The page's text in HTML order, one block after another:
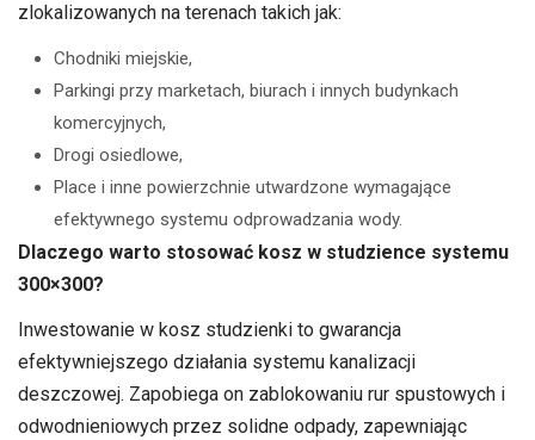
zlokalizowanych na terenach takich jak:
Chodniki miejskie,
Parkingi przy marketach, biurach i innych budynkach
komercyjnych,
Drogi osiedlowe,
Place i inne powierzchnie utwardzone wymagające
efektywnego systemu odprowadzania wody.
Dlaczego warto stosować kosz w studzience systemu
300×300?
Inwestowanie w kosz studzienki to gwarancja
efektywniejszego działania systemu kanalizacji
deszczowej. Zapobiega on zablokowaniu rur spustowych i
odwodnieniowych przez solidne odpady, zapewniając